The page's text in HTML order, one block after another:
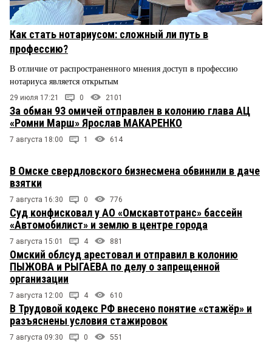
Как стать нотариусом: сложный ли путь в
профессию?
В отличие от распространенного мнения доступ в профессию
нотариуса является открытым
29 июля 17:21 0 2101
За обман 93 омичей отправлен в колонию глава АЦ
«Ромни Марш» Ярослав МАКАРЕНКО
7 августа 18:00 1 614
В Омске свердловского бизнесмена обвинили в даче
взятки
7 августа 16:30 0 776
Суд конфисковал у АО «Омскавтотранс» бассейн
«Автомобилист» и землю в центре города
7 августа 15:01 4 881
Омский облсуд арестовал и отправил в колонию
ПЫЖОВА и РЫГАЕВА по делу о запрещенной
организации
7 августа 12:00 4 610
В Трудовой кодекс РФ внесено понятие «стажёр» и
разъяснены условия стажировок
7 августа 09:30 0 551